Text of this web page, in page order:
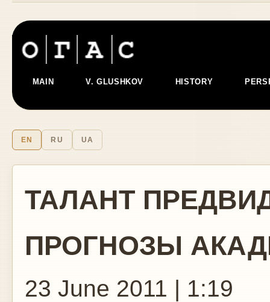
MAIN V. GLUSHKOV HISTORY
EN RU UA
ТАЛАНТ
ПРОГНОЗЫ
23 June 2011 | 1:19